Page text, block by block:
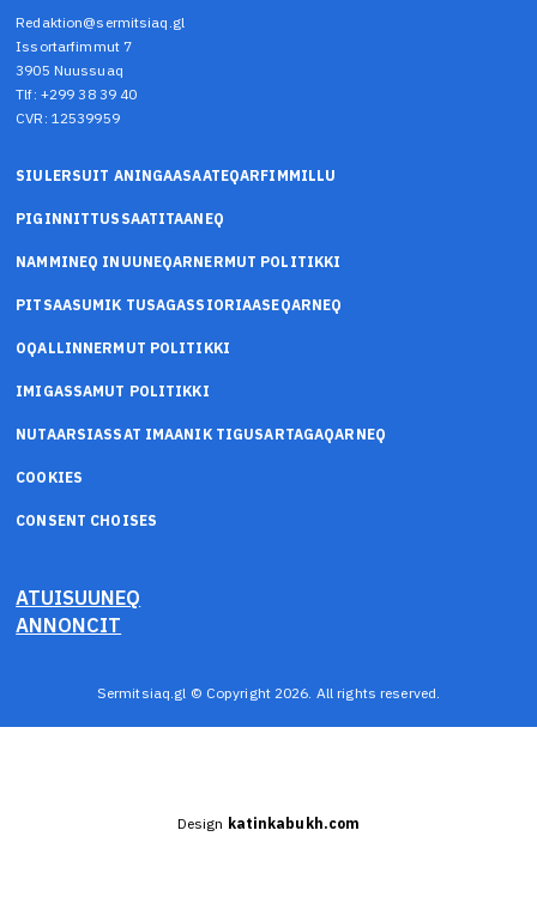
Redaktion@sermitsiaq.gl
Issortarfimmut 7
3905 Nuussuaq
Tlf: +299 38 39 40
CVR: 12539959
SIULERSUIT ANINGAASAATEQARFIMMILLU
PIGINNITTUSSAATITAANEQ
NAMMINEQ INUUNEQARNERMUT POLITIKKI
PITSAASUMIK TUSAGASSIORIAASEQARNEQ
OQALLINNERMUT POLITIKKI
IMIGASSAMUT POLITIKKI
NUTAARSIASSAT IMAANIK TIGUSARTAGAQARNEQ
COOKIES
CONSENT CHOISES
ATUISUUNEQ
ANNONCIT
Sermitsiaq.gl © Copyright 2026. All rights reserved.
Design katinkabukh.com